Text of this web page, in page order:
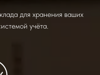
для хранения ваших
учёта.